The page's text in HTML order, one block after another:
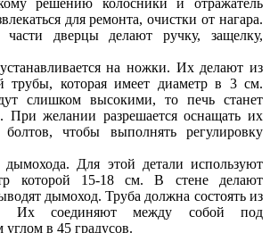
решению колосники и отражатель
для ремонта, очистки от нагара.
дверцы делают ручку, защелку,
на ножки. Их делают из
трубы, которая имеет диаметр в 3 см.
слишком высокими, то печь станет
При желании разрешается оснащать их
чтобы выполнять регулировку
дымохода. Для этой детали используют
которой 15-18 см. В стене делают
дымоход. Труба должна состоять из
Их соединяют между собой под
в 45 градусов.